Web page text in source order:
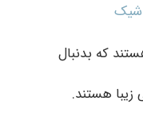
شیک
که بدنبال
زیبا هستند.